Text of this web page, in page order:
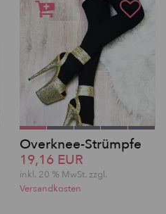
Overknee-Strümpfe
19,16 EUR
inkl. 20 % MwSt. zzgl.
Versandkosten